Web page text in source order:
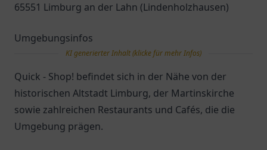
65551 Limburg an der Lahn (Lindenholzhausen)
Umgebungsinfos
KI generierter Inhalt (klicke für mehr Infos)
Quick - Shop! befindet sich in der Nähe von der
historischen Altstadt Limburg, der Martinskirche
sowie zahlreichen Restaurants und Cafés, die die
Umgebung prägen.